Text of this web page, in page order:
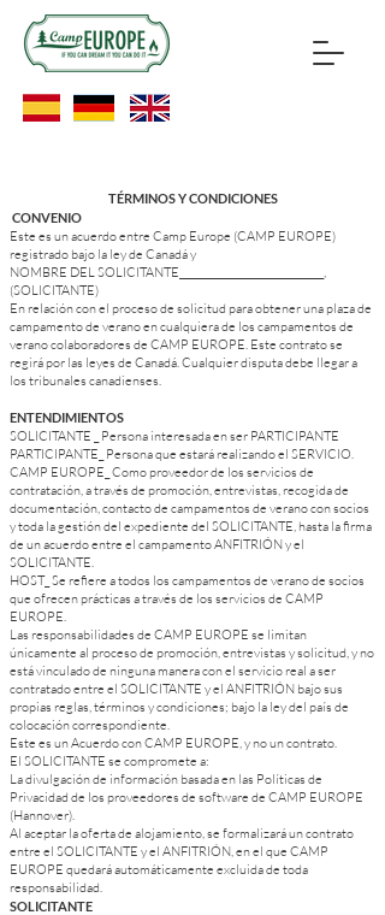
TÉRMINOS Y CONDICIONES
CONVENIO
Este es un acuerdo entre Camp Europe (CAMP EUROPE)
registrado bajo la ley de Canadá y
NOMBRE DEL SOLICITANTE______________________________,
(SOLICITANTE)
En relación con el proceso de solicitud para obtener una plaza de
campamento de verano en cualquiera de los campamentos de
verano colaboradores de CAMP EUROPE. Este contrato se
regirá por las leyes de Canadá. Cualquier disputa debe llegar a
los tribunales canadienses.
ENTENDIMIENTOS
SOLICITANTE _ Persona interesada en ser PARTICIPANTE
PARTICIPANTE_ Persona que estará realizando el SERVICIO.
CAMP EUROPE_ Como proveedor de los servicios de
contratación, a través de promoción, entrevistas, recogida de
documentación, contacto de campamentos de verano con socios
y toda la gestión del expediente del SOLICITANTE, hasta la firma
de un acuerdo entre el campamento ANFITRIÓN y el
SOLICITANTE.
HOST_ Se refiere a todos los campamentos de verano de socios
que ofrecen prácticas a través de los servicios de CAMP
EUROPE.
Las responsabilidades de CAMP EUROPE se limitan
únicamente al proceso de promoción, entrevistas y solicitud, y no
está vinculado de ninguna manera con el servicio real a ser
contratado entre el SOLICITANTE y el ANFITRIÓN bajo sus
propias reglas, términos y condiciones; bajo la ley del país de
colocación correspondiente.
Este es un Acuerdo con CAMP EUROPE, y no un contrato.
El SOLICITANTE se compromete a:
La divulgación de información basada en las Políticas de
Privacidad de los proveedores de software de CAMP EUROPE
(Hannover).
Al aceptar la oferta de alojamiento, se formalizará un contrato
entre el SOLICITANTE y el ANFITRIÓN, en el que CAMP
EUROPE quedará automáticamente excluida de toda
responsabilidad.
SOLICITANTE